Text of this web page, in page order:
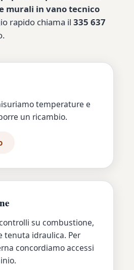
murali in vano tecnico
rapido chiama il 335 637
temperature e
un ricambio.
su combustione,
tenuta idraulica. Per
concordiamo accessi